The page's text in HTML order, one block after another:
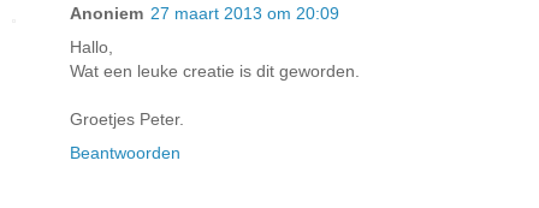
Anoniem 27 maart 2013 om 20:09
Hallo,
Wat een leuke creatie is dit geworden.
Groetjes Peter.
Beantwoorden